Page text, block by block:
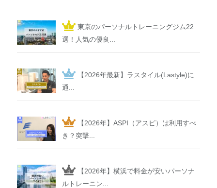
東京のパーソナルトレーニングジム22
選！人気の優良...
【2026年最新】ラスタイル(Lastyle)に
通...
【2026年】ASPI（アスピ）は利用すべ
き？突撃...
【2026年】横浜で料金が安いパーソナ
ルトレーニン...